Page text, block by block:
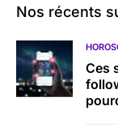
Nos récents
Ces